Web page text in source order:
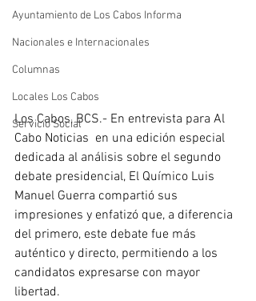
Ayuntamiento de Los Cabos Informa
Nacionales e Internacionales
Columnas
Locales Los Cabos
Servicio Social
Los Cabos, BCS.- En entrevista para Al
Cabo Noticias  en una edición especial
dedicada al análisis sobre el segundo
debate presidencial, El Químico Luis
Manuel Guerra compartió sus
impresiones y enfatizó que, a diferencia
del primero, este debate fue más
auténtico y directo, permitiendo a los
candidatos expresarse con mayor
libertad.